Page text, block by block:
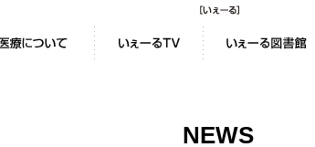
みんな、とくべつなひとり
YeLL[いぇーる]
NEWS